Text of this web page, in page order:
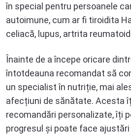
în special pentru persoanele
autoimune, cum ar fi tiroidita
celiacă, lupus, artrita
Înainte de a începe oricare
întotdeauna recomandat să
un specialist în nutriție, mai
afecțiuni de sănătate. Acesta
recomandări personalizate, îți
progresul și poate face ajustări